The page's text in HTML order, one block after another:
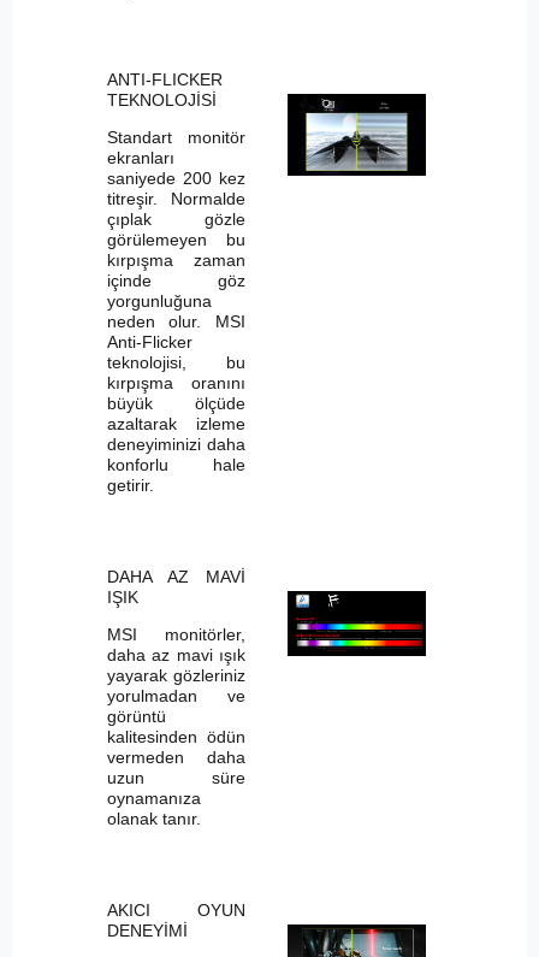
ANTI-FLICKER
TEKNOLOJİSİ
Standart monitör
ekranları
saniyede 200 kez
titreşir. Normalde
çıplak gözle
görülemeyen bu
kırpışma zaman
içinde göz
yorgunluğuna
neden olur. MSI
Anti-Flicker
teknolojisi, bu
kırpışma oranını
büyük ölçüde
azaltarak izleme
deneyiminizi daha
konforlu hale
getirir.
DAHA AZ MAVİ
IŞIK
MSI monitörler,
daha az mavi ışık
yayarak gözleriniz
yorulmadan ve
görüntü
kalitesinden ödün
vermeden daha
uzun süre
oynamanıza
olanak tanır.
AKICI OYUN
DENEYİMİ